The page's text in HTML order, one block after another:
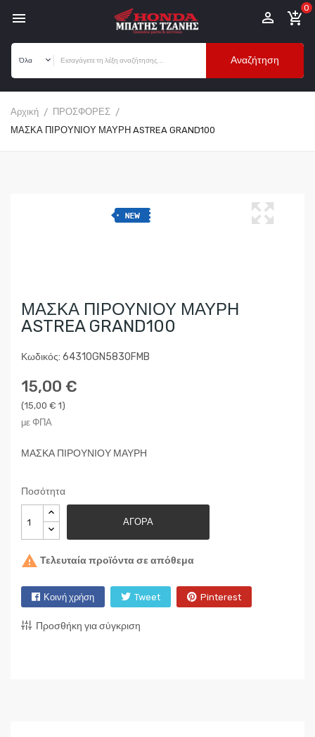
 add_shopping_cart
0

Αναζήτηση
Αρχική
ΠΡΟΣΦΟΡΕΣ
ΜΑΣΚΑ ΠΙΡΟΥΝΙΟΥ ΜΑΥΡΗ ASTREA GRAND100
ΜΑΣΚΑ ΠΙΡΟΥΝΙΟΥ ΜΑΥΡΗ
ASTREA GRAND100
Κωδικός: 64310GN5830FMB
15,00 €
(15,00 € 1)
με ΦΠΑ
ΜΑΣΚΑ ΠΙΡΟΥΝΙΟΥ ΜΑΥΡΗ
Ποσότητα
ΑΓΟΡΆ
 Τελευταία προϊόντα σε απόθεμα
Κοινή χρήση Tweet Pinterest
Προσθήκη για σύγκριση